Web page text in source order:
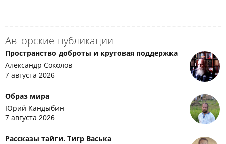
Авторские публикации
Пространство доброты и круговая поддержка
Александр Соколов
7 августа 2026
Образ мира
Юрий Кандыбин
7 августа 2026
Рассказы тайги. Тигр Васька